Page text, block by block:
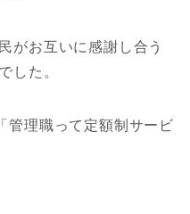
がお互いに感謝し合う
した。
管理職って定額制サービ